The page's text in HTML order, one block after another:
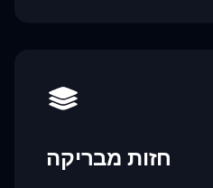
חזות מבריקה